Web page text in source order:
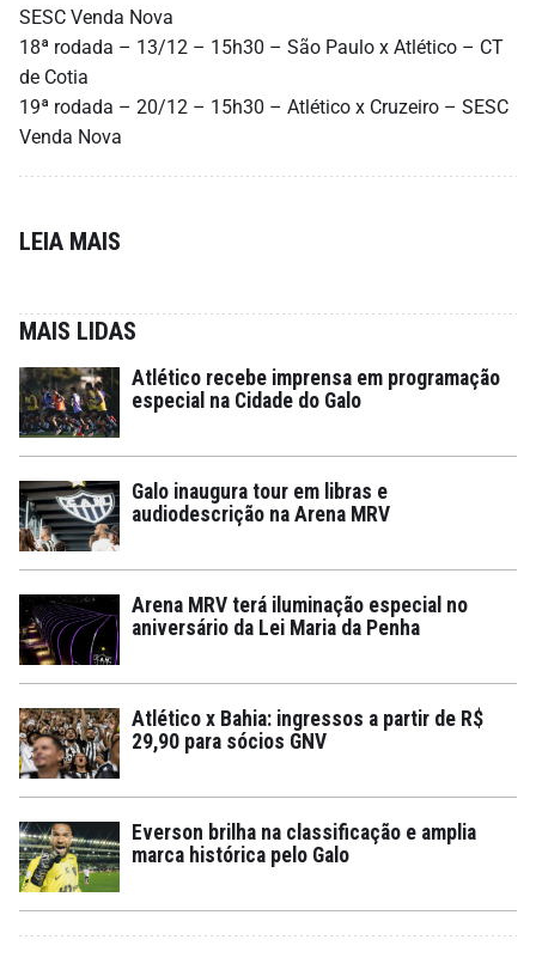
SESC Venda Nova
18ª rodada – 13/12 – 15h30 – São Paulo x Atlético – CT
de Cotia
19ª rodada – 20/12 – 15h30 – Atlético x Cruzeiro – SESC
Venda Nova
LEIA MAIS
MAIS LIDAS
Atlético recebe imprensa em programação
especial na Cidade do Galo
Galo inaugura tour em libras e
audiodescrição na Arena MRV
Arena MRV terá iluminação especial no
aniversário da Lei Maria da Penha
Atlético x Bahia: ingressos a partir de R$
29,90 para sócios GNV
Everson brilha na classificação e amplia
marca histórica pelo Galo